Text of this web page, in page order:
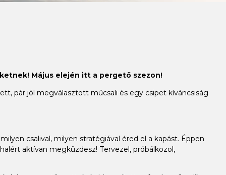
Május elején itt a pergető szezon!
pár jól megválasztott műcsali és egy csipet kíváncsiság
csalival, milyen stratégiával éred el a kapást. Éppen
aktívan megküzdesz! Tervezel, próbálkozol,